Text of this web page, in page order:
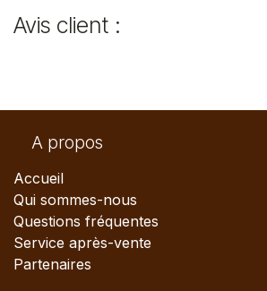
Avis client :
A propos
Accueil
Qui sommes-nous
Questions fréquentes
Service après-vente
Partenaires